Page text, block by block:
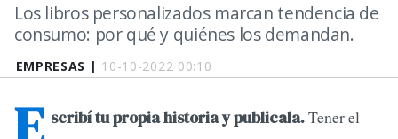
EMPRESAS | 10-10-2022 00:10
Los libros personalizados marcan tendencia de
consumo: por qué y quiénes los demandan.
scribí tu propia historia y publicala.Tener el